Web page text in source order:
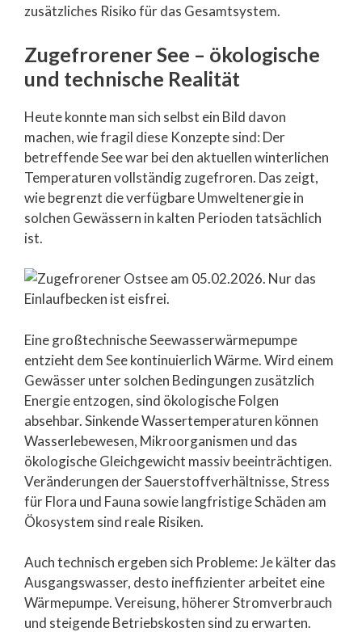
zusätzliches Risiko für das Gesamtsystem.
Zugefrorener See – ökologische
und technische Realität
Heute konnte man sich selbst ein Bild davon
machen, wie fragil diese Konzepte sind: Der
betreffende See war bei den aktuellen winterlichen
Temperaturen vollständig zugefroren. Das zeigt,
wie begrenzt die verfügbare Umweltenergie in
solchen Gewässern in kalten Perioden tatsächlich
ist.
Eine großtechnische Seewasserwärmepumpe
entzieht dem See kontinuierlich Wärme. Wird einem
Gewässer unter solchen Bedingungen zusätzlich
Energie entzogen, sind ökologische Folgen
absehbar. Sinkende Wassertemperaturen können
Wasserlebewesen, Mikroorganismen und das
ökologische Gleichgewicht massiv beeinträchtigen.
Veränderungen der Sauerstoffverhältnisse, Stress
für Flora und Fauna sowie langfristige Schäden am
Ökosystem sind reale Risiken.
Auch technisch ergeben sich Probleme: Je kälter das
Ausgangswasser, desto ineffizienter arbeitet eine
Wärmepumpe. Vereisung, höherer Stromverbrauch
und steigende Betriebskosten sind zu erwarten.